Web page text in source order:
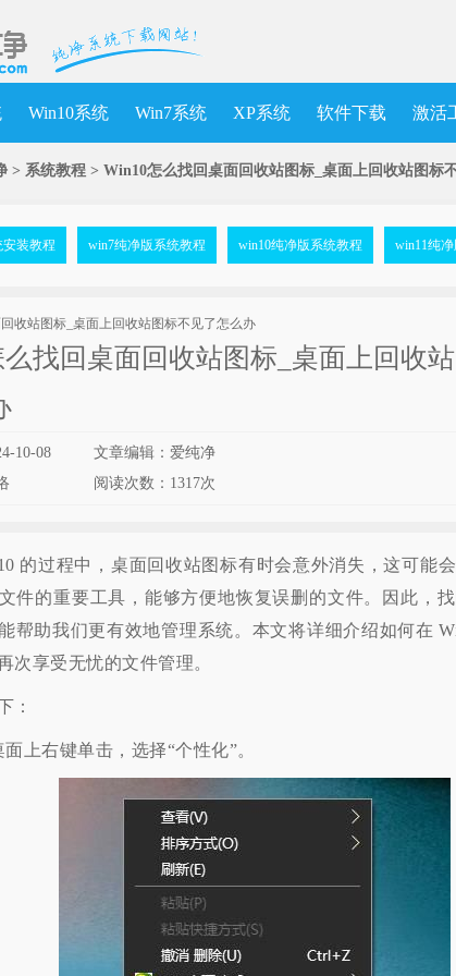
Win10系统 Win7系统 XP系统 软件下载 激活
> 系统教程 > Win10怎么找回桌面回收站图标_桌面上回收站图标
装教程 win7纯净版系统教程 win10纯净版系统教程 win11纯
找回桌面回收站图标_桌面上回收
10-08
文章编辑：爱纯净
阅读次数： 1317次
过程中，桌面回收站图标有时会意外消失，这可能
件的重要工具，能够方便地恢复误删的文件。因此，
帮助我们更有效地管理系统。本文将详细介绍如何在
次享受无忧的文件管理。
：
右键单击，选择“个性化”。